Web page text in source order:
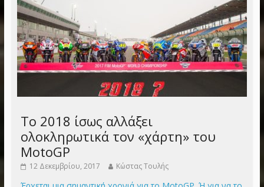
Το 2018 ίσως αλλάξει
ολοκληρωτικά τον «χάρτη» του
MotoGP
12 Δεκεμβρίου, 2017 Κώστας Τουλής